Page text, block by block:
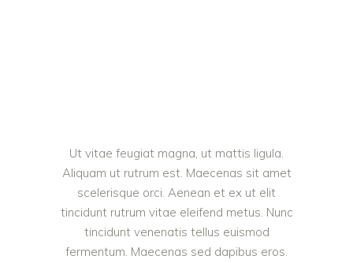
Ut vitae feugiat magna, ut mattis ligula.
Aliquam ut rutrum est. Maecenas sit amet
scelerisque orci. Aenean et ex ut elit
tincidunt rutrum vitae eleifend metus. Nunc
tincidunt venenatis tellus euismod
fermentum. Maecenas sed dapibus eros.